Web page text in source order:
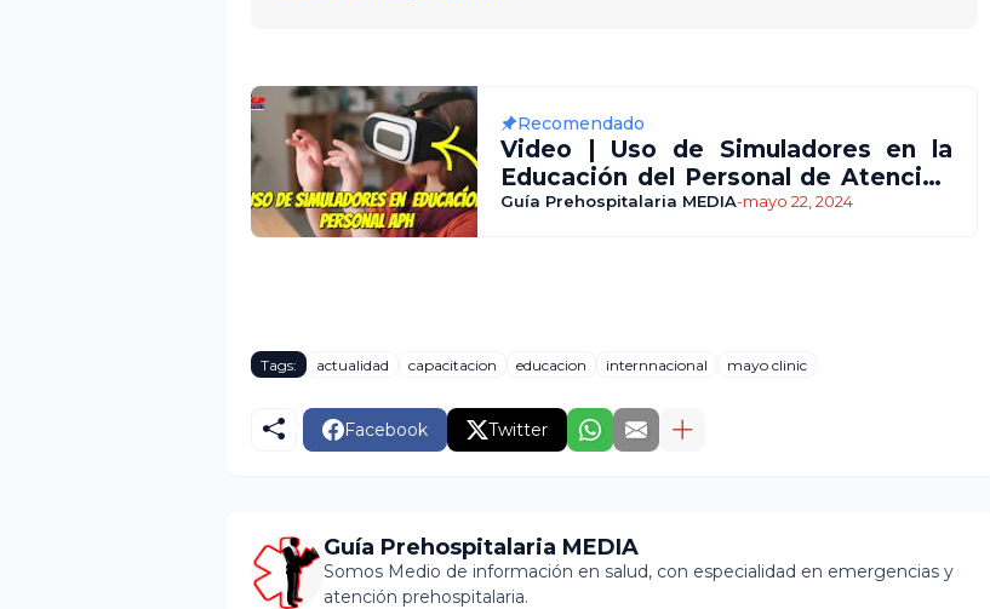
Recomendado
Video | Uso de Simuladores en la
Educación del Personal de Atención
Prehospitalaria
Guía Prehospitalaria MEDIA-mayo 22, 2024
Tags: actualidad capacitacion educacion internnacional mayo clinic
Facebook Twitter
Guía Prehospitalaria MEDIA
Somos Medio de información en salud, con especialidad en emergencias y
atención prehospitalaria.